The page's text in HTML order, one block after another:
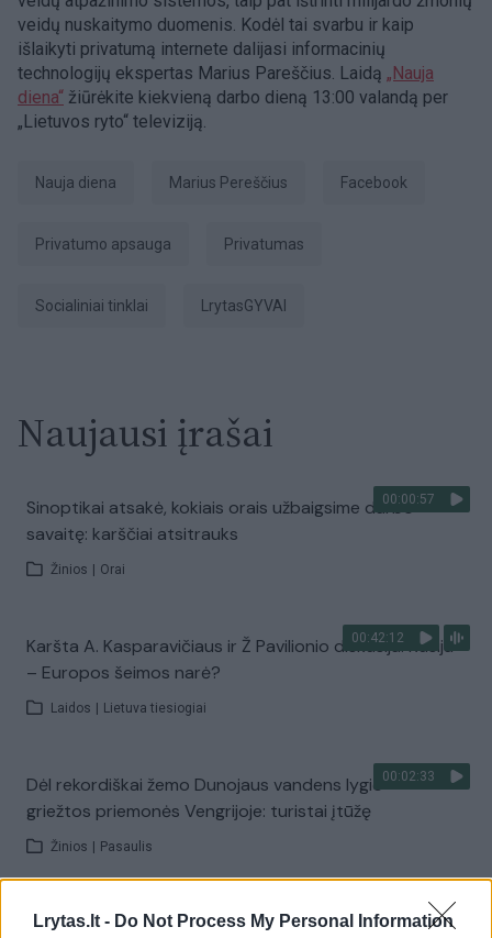
Lrytas.lt - Do Not Process My Personal Information
veidų nuskaitymo duomenis. Kodėl tai svarbu ir kaip
išlaikyti privatumą internete dalijasi informacinių
technologijų ekspertas Marius Pareščius. Laidą „Nauja
diena“ žiūrėkite kiekvieną darbo dieną 13:00 valandą per
„Lietuvos ryto“ televiziją.
Nauja diena Marius Pereščius Facebook
privatumo apsauga privatumas
socialiniai tinklai LrytasGYVAI
Naujausi įrašai
00:00:57
Sinoptikai atsakė, kokiais orais užbaigsime darbo
savaitę: karščiai atsitrauks
Žinios Orai
00:42:12
Karšta A. Kasparavičiaus ir Ž Pavilionio diskusija: Rusija
– Europos šeimos narė?
Laidos Lietuva tiesiogiai
00:02:33
Dėl rekordiškai žemo Dunojaus vandens lygio –
griežtos priemonės Vengrijoje: turistai įtūžę
Žinios Pasaulis
00:04:00
Kuprines pasvėrę specialistai įspėja apie pavojingą